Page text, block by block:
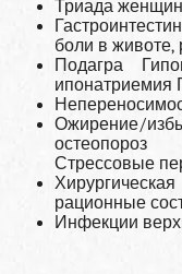
Триада
боли в животе,
Подагра
ипонатриемия
Ожирение/
остеопороз
Стрессовые
рационные
Инфекции